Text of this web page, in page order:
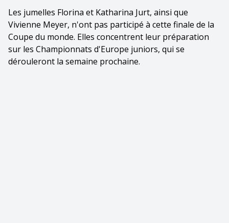
Les jumelles Florina et Katharina Jurt, ainsi que
Vivienne Meyer, n'ont pas participé à cette finale de la
Coupe du monde. Elles concentrent leur préparation
sur les Championnats d'Europe juniors, qui se
dérouleront la semaine prochaine.